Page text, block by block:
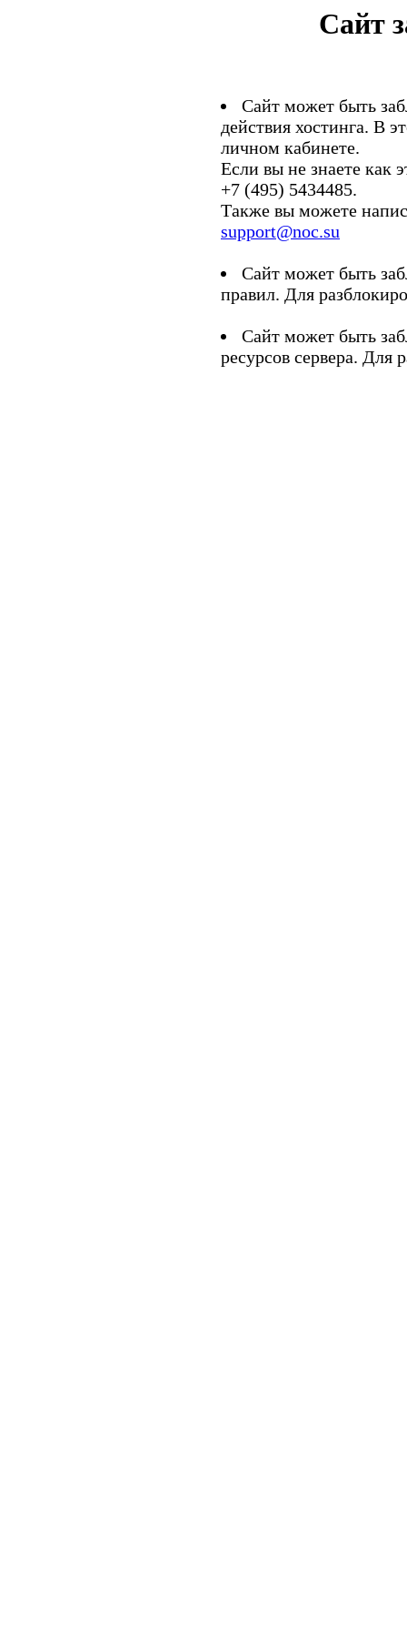
Сайт
Сайт может быть
действия хостинга. В
личном кабинете.
Если вы не знаете как
+7 (495) 5434485.
Также вы можете
support@noc.su
Сайт может быть
правил. Для
Сайт может быть
ресурсов сервера. Для